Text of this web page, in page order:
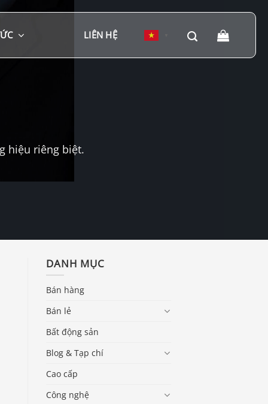
LIÊN HỆ
hiệu riêng biệt.
DANH MỤC
Bán hàng
Bán lẻ
Bất động sản
Blog & Tạp chí
Cao cấp
Công nghệ